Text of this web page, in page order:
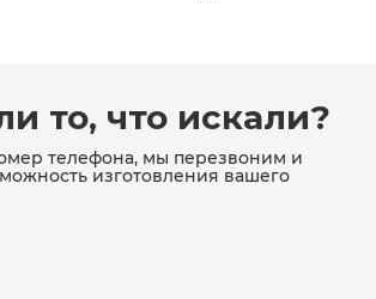
то, что искали?
телефона, мы перезвоним и
изготовления вашего